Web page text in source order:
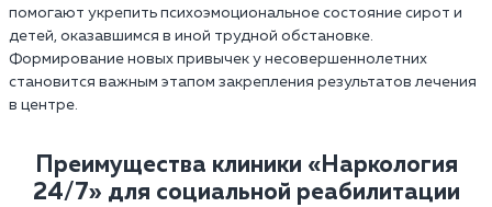
помогают укрепить психоэмоциональное состояние сирот и
детей, оказавшимся в иной трудной обстановке.
Формирование новых привычек у несовершеннолетних
становится важным этапом закрепления результатов лечения
в центре.
Преимущества клиники «Наркология
24/7»‎ для социальной реабилитации